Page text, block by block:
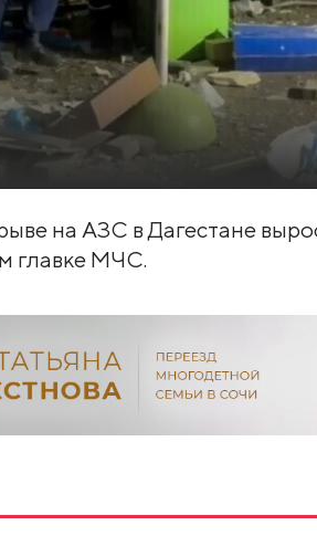
на АЗС в Дагестане
главке МЧС.